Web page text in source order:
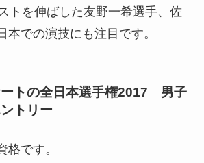
トを伸ばした友野一希選手、佐
本での演技にも注目です。
ートの全日本選手権2017 男子
トリー
格です。